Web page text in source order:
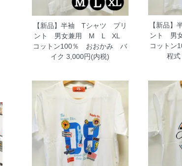
【新品】半袖 Tシャツ プリ
ント 男女兼用 M L XL
コットン100％ おおかみ バ
イク 3,000円(内税)
【新品
ント
コット
程式